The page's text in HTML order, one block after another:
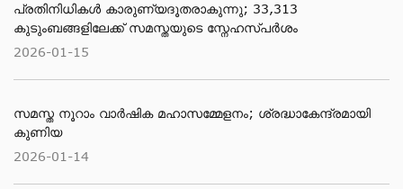
പ്രതിനിധികൾ കാരുണ്യദൂതരാകുന്നു; 33,313
കുടുംബങ്ങളിലേക്ക് സമസ്തയുടെ സ്നേഹസ്പർശം
2026-01-15
സമസ്ത നൂറാം വാർഷിക മഹാസമ്മേളനം; ശ്രദ്ധാകേന്ദ്രമായി
കുണിയ
2026-01-14